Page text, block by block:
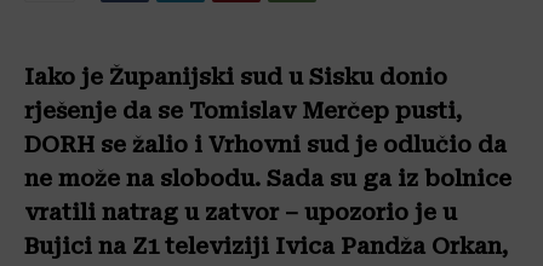
Iako je Županijski sud u Sisku donio
rješenje da se Tomislav Merčep pusti,
DORH se žalio i Vrhovni sud je odlučio da
ne može na slobodu. Sada su ga iz bolnice
vratili natrag u zatvor – upozorio je u
Bujici na Z1 televiziji Ivica Pandža Orkan,